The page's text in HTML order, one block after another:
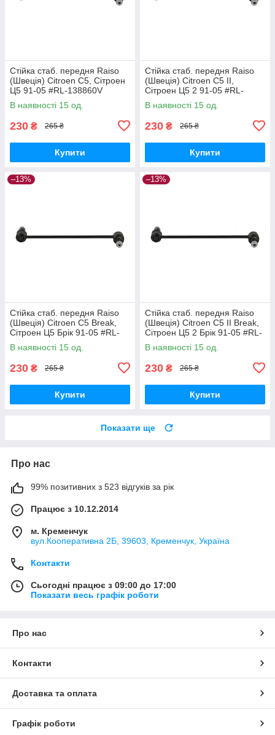
Стійка стаб. передня Raiso
(Швеція) Citroen C5, Сітроен
Ц5 91-05 #RL-138860V
UAPVVRP17
В наявності 15 од.
230 ₴ 265 ₴
Купити
Стійка стаб. передня Raiso
(Швеція) Citroen C5 II,
Сітроен Ц5 2 91-05 #RL-
138860V UAQEZFD17
В наявності 15 од.
230 ₴ 265 ₴
Купити
–13%
Стійка стаб. передня Raiso
(Швеція) Citroen C5 Break,
Сітроен Ц5 Брік 91-05 #RL-
138860V UAVEXLV17
В наявності 15 од.
230 ₴ 265 ₴
Купити
–13%
Стійка стаб. передня Raiso
(Швеція) Citroen C5 II Break,
Сітроен Ц5 2 Брік 91-05 #RL-
138860V UADNZPA17
В наявності 15 од.
230 ₴ 265 ₴
Купити
Показати ще
Про нас
99% позитивних з 523 відгуків за рік
Працює з 10.12.2014
м. Кременчук
вул.Кооперативна 2Б, 39603, Кременчук, Україна
Контакти
Сьогодні працює з 09:00 до 17:00
Показати весь графік роботи
Про нас
Контакти
Доставка та оплата
Графік роботи